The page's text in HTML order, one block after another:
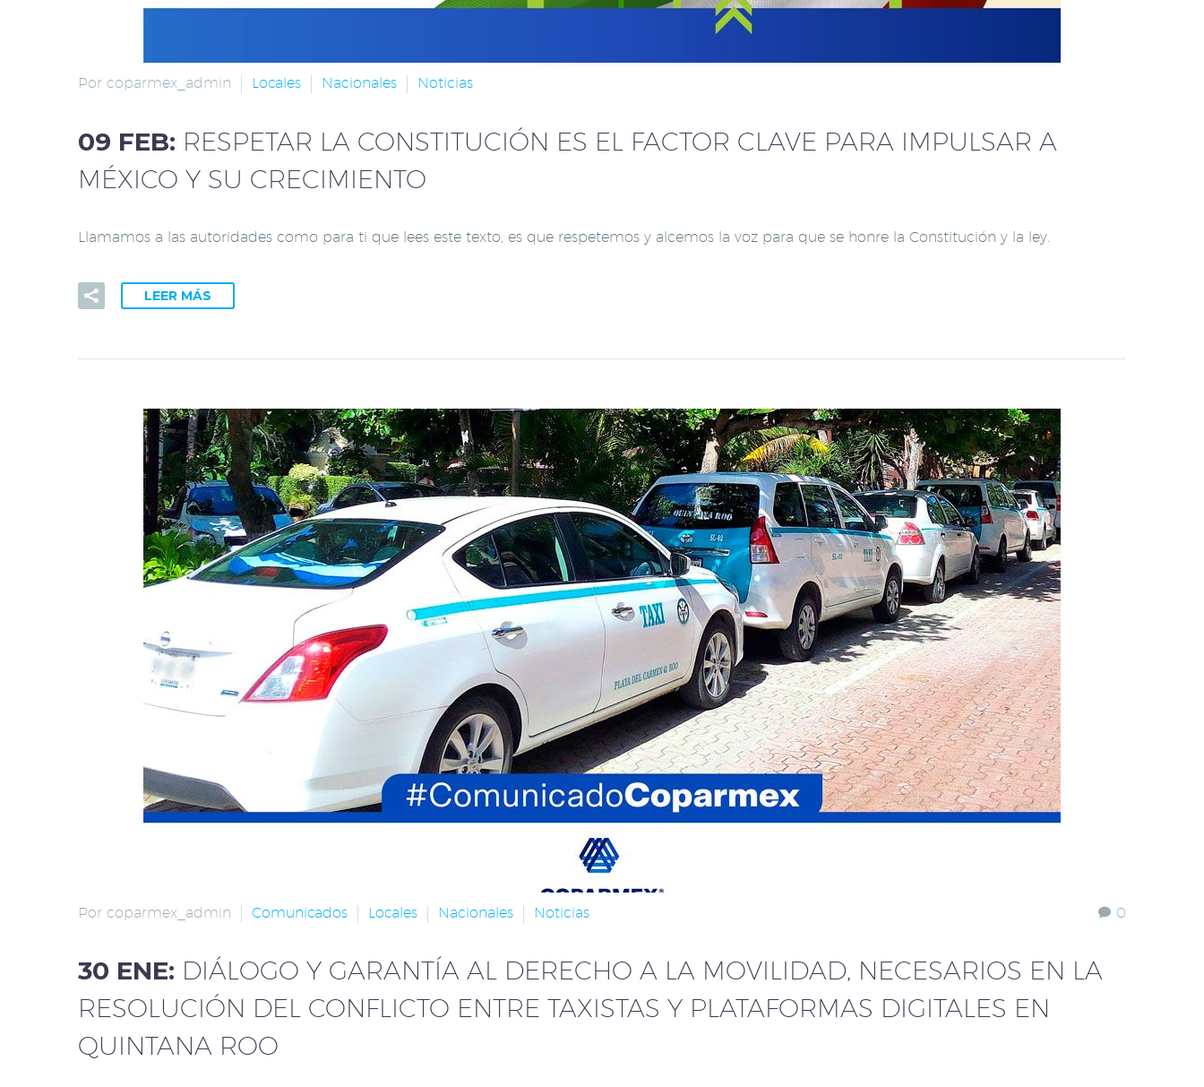
Por coparmex_admin Locales Nacionales Noticias
09 FEB: RESPETAR LA CONSTITUCIÓN ES EL FACTOR CLAVE PARA IMPULSAR A
MÉXICO Y SU CRECIMIENTO
Llamamos a las autoridades como para ti que lees este texto, es que respetemos y alcemos la voz para que se honre la Constitución y la ley.
LEER MÁS
0
Por coparmex_admin Comunicados Locales Nacionales Noticias
30 ENE: DIÁLOGO Y GARANTÍA AL DERECHO A LA MOVILIDAD, NECESARIOS EN LA
RESOLUCIÓN DEL CONFLICTO ENTRE TAXISTAS Y PLATAFORMAS DIGITALES EN
QUINTANA ROO